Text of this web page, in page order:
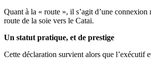
Quant à la « route », il s’agit d’une
route de la soie vers le Catai.
Un statut pratique, et de prestige
Cette déclaration survient alors que l’exécutif